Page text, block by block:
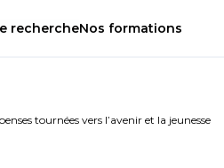
rechercheNos formations
tournées vers l’avenir et la jeunesse